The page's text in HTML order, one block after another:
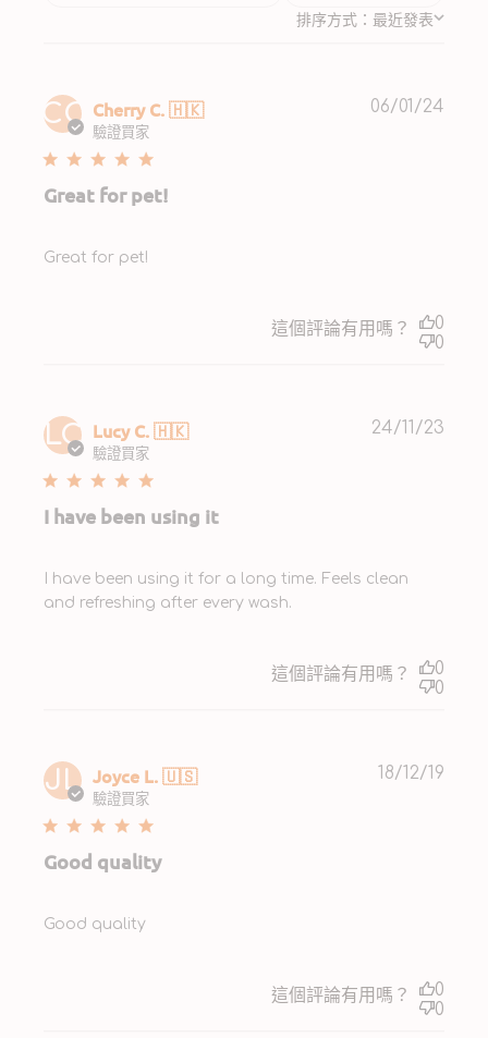
排序方式： 最近發表
CC Cherry C. 🇭🇰
驗證買家
Great for pet!
Great for pet!
06/01/24
這個評論有用嗎？
0
0
LC Lucy C. 🇭🇰
驗證買家
I have been using it
I have been using it for a long time. Feels clean
and refreshing after every wash.
24/11/23
這個評論有用嗎？
0
0
JL Joyce L. 🇺🇸
驗證買家
Good quality
Good quality
18/12/19
這個評論有用嗎？
0
0